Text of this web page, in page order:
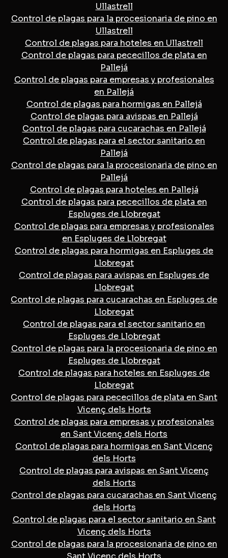
Ullastrell
Control de plagas para la procesionaria de pino en
Ullastrell
Control de plagas para hoteles en Ullastrell
Control de plagas para pececillos de plata en
Pallejá
Control de plagas para empresas y profesionales
en Pallejá
Control de plagas para hormigas en Pallejá
Control de plagas para avispas en Pallejá
Control de plagas para cucarachas en Pallejá
Control de plagas para el sector sanitario en
Pallejá
Control de plagas para la procesionaria de pino en
Pallejá
Control de plagas para hoteles en Pallejá
Control de plagas para pececillos de plata en
Espluges de Llobregat
Control de plagas para empresas y profesionales
en Espluges de Llobregat
Control de plagas para hormigas en Espluges de
Llobregat
Control de plagas para avispas en Espluges de
Llobregat
Control de plagas para cucarachas en Espluges de
Llobregat
Control de plagas para el sector sanitario en
Espluges de Llobregat
Control de plagas para la procesionaria de pino en
Espluges de Llobregat
Control de plagas para hoteles en Espluges de
Llobregat
Control de plagas para pececillos de plata en Sant
Vicenç dels Horts
Control de plagas para empresas y profesionales
en Sant Vicenç dels Horts
Control de plagas para hormigas en Sant Vicenç
dels Horts
Control de plagas para avispas en Sant Vicenç
dels Horts
Control de plagas para cucarachas en Sant Vicenç
dels Horts
Control de plagas para el sector sanitario en Sant
Vicenç dels Horts
Control de plagas para la procesionaria de pino en